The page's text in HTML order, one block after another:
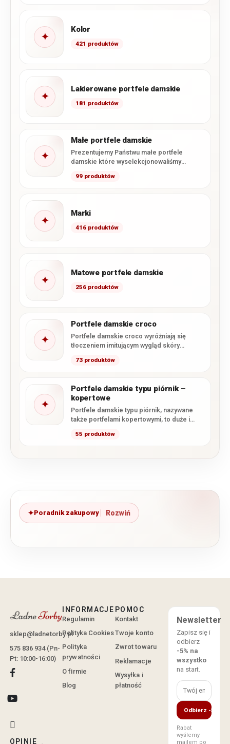
✦
Kolor
421 produktów
✦
Lakierowane portfele damskie
181 produktów
✦
Małe portfele damskie
Prezentujemy Państwu małe portfele
damskie które wyselekcjonowaliśmy
wszystkie dostępne u…
99 produktów
✦
Marki
416 produktów
✦
Matowe portfele damskie
256 produktów
✦
Portfele damskie croco
Portfele damskie croco wyróżniają się
tłoczeniem imitującym wygląd skóry
lakierowanym wykończeniem. W…
73 produktów
✦
Portfele damskie typu piórnik –
kopertowe
Portfele damskie typu piórnik, nazywane
także portfelami kopertowymi, to duże i
zapięciem…
55 produktów
Poradnik zakupowy
sklep@ladnetorby.pl
575 836 934 (Pn-
Pt: 10:00-16:00)
OPINIE
INFORMACJE
Regulamin
Polityka Cookies
Polityka
prywatności
O firmie
Blog
POMOC
Kontakt
Twoje konto
Zwrot towaru
Reklamacje
Wysyłka i
płatność
Newsletter
Zapisz się i
odbierz
-5% na
wszystko
na start.
Odbierz -5%
Rabat
wyślemy
mailem po